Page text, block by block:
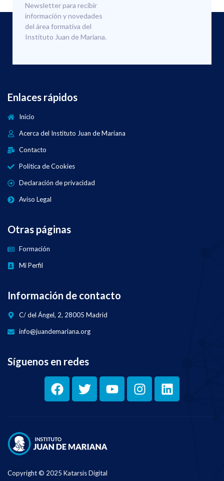
Newsletter para recibir
información y novedades
del área formativa del
Instituto Juan de Mariana.
Enlaces rápidos
Inicio
Acerca del Instituto Juan de Mariana
Contacto
Política de Cookies
Declaración de privacidad
Aviso Legal
Otras páginas
Formación
Mi Perfil
Información de contacto
C/ del Ángel, 2, 28005 Madrid
info@juandemariana.org
Síguenos en redes
Copyright © 2025 Katarsis Digital